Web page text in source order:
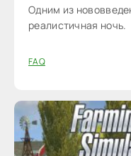
Одним из
реалистичная ночь.
FAQ